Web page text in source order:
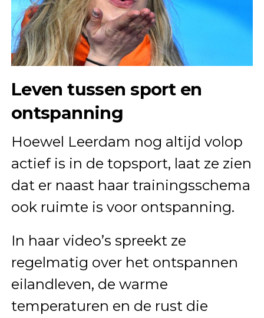
Leven tussen sport en
ontspanning
Hoewel Leerdam nog altijd volop
actief is in de topsport, laat ze zien
dat er naast haar trainingsschema
ook ruimte is voor ontspanning.
In haar video’s spreekt ze
regelmatig over het ontspannen
eilandleven, de warme
temperaturen en de rust die